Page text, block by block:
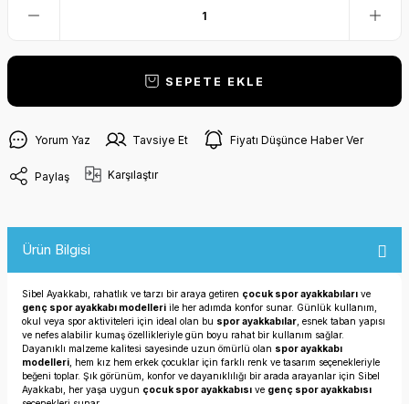
SEPETE EKLE
Yorum Yaz Tavsiye Et Fiyatı Düşünce Haber Ver
Paylaş Karşılaştır
Ürün Bilgisi
Sibel Ayakkabı, rahatlık ve tarzı bir araya getiren çocuk spor ayakkabıları ve
genç spor ayakkabı modelleri ile her adımda konfor sunar. Günlük kullanım,
okul veya spor aktiviteleri için ideal olan bu spor ayakkabılar , esnek taban yapısı
ve nefes alabilir kumaş özellikleriyle gün boyu rahat bir kullanım sağlar.
Dayanıklı malzeme kalitesi sayesinde uzun ömürlü olan spor ayakkabı
modelleri , hem kız hem erkek çocuklar için farklı renk ve tasarım seçenekleriyle
beğeni toplar. Şık görünüm, konfor ve dayanıklılığı bir arada arayanlar için Sibel
Ayakkabı, her yaşa uygun çocuk spor ayakkabısı ve genç spor ayakkabısı